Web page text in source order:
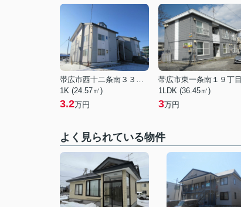
帯広市西十二条南３３丁目
1K (24.57㎡)
3.2万円
帯広市東一条南１９丁目
1LDK (36.45㎡)
3万円
よく見られている物件